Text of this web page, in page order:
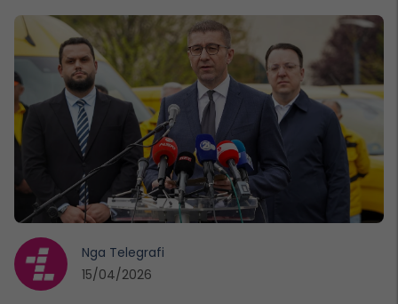
Nga Telegrafi
15/04/2026